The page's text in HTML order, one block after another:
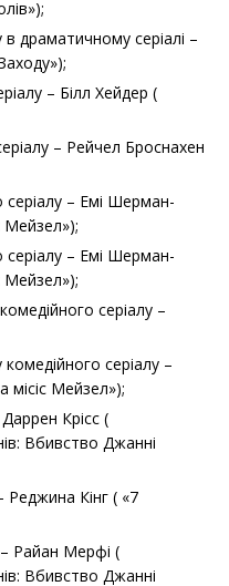
драматичному серіалі –
– Білл Хейдер (
– Рейчел Броснахен
– Емі Шерман-
Мейзел»);
серіалу – Емі Шерман-
Мейзел»);
серіалу –
серіалу –
Мейзел»);
Крісс (
Вбивство Джанні
Реджина Кінг ( «7
Райан Мерфі (
Вбивство Джанні